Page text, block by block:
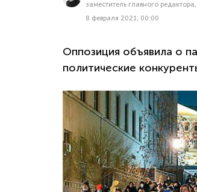
заместитель главного
8 февраля 2021, 00:00
Оппозиция объявила о
политические